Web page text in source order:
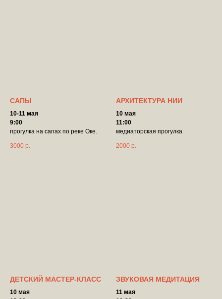
САПЫ
10-11 мая
9:00
прогулка на сапах по реке Оке.
3000 р.
АРХИТЕКТУРА НИИ
10 мая
11:00
медиаторская прогулка
2000 р.
ДЕТСКИЙ МАСТЕР-КЛАСС
10 мая
ЗВУКОВАЯ МЕДИТАЦИЯ
11 мая